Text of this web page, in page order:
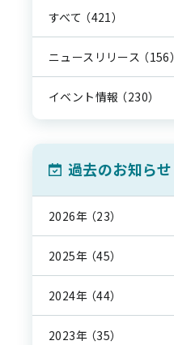
すべて （421）
ニュースリリース （156）
イベント情報 （230）
過去のお知らせ
2026年 （23）
2025年 （45）
2024年 （44）
2023年 （35）